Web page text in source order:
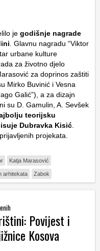
je godišnje nagrade
. Glavnu nagradu “Viktor
urbane kulture
za životno djelo
za doprinos zaštiti
Mirko Buvinić i Vesna
Galić”), a za dizajn
su D. Gamulin, A. Sevšek
teorijsku
Dubravka Kisić.
projekata.
Katja Marasović
arhitekata Zabok
Povijest i
Kosova